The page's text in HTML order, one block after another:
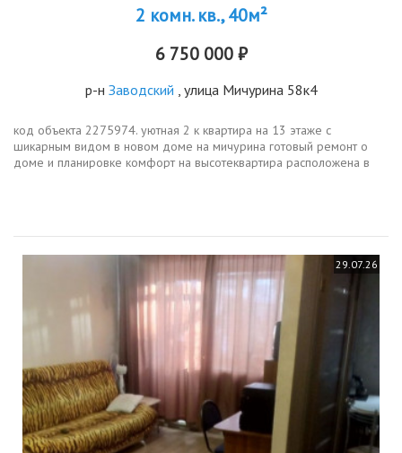
2 комн. кв., 40м²
6 750 000 ₽
р-н Заводский , улица Мичурина 58к4
код объекта 2275974. уютная 2 к квартира на 13 этаже с
шикарным видом в новом доме на мичурина готовый ремонт о
доме и планировке комфорт на высотеквартира расположена в
29.07.26